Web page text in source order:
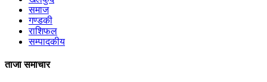
समाज
गण्डकी
राशिफल
सम्पादकीय
ताजा समाचार